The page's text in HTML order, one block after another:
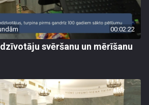
00:02:22
svēršanu un mērīšanu